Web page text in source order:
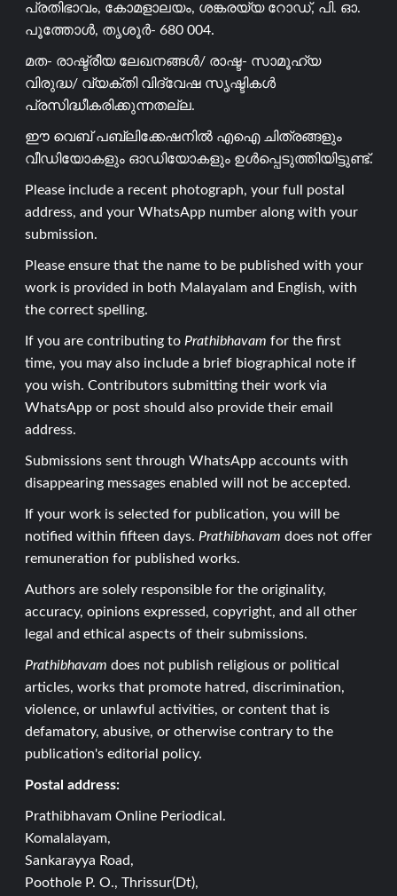
പ്രതിഭാവം, കോമളാലയം, ശങ്കരയ്യ റോഡ്, പി. ഓ.
പൂത്തോൾ, തൃശൂർ- 680 004.
മത- രാഷ്ട്രീയ ലേഖനങ്ങൾ/ രാഷ്ട- സാമൂഹ്യ
വിരുദ്ധ/ വ്യക്തി വിദ്വേഷ സൃഷ്ടികൾ
പ്രസിദ്ധീകരിക്കുന്നതല്ല.
ഈ വെബ് പബ്ലിക്കേഷനിൽ എഐ ചിത്രങ്ങളും
വീഡിയോകളും ഓഡിയോകളും ഉൾപ്പെടുത്തിയിട്ടുണ്ട്.
Please include a recent photograph, your full postal
address, and your WhatsApp number along with your
submission.
Please ensure that the name to be published with your
work is provided in both Malayalam and English, with
the correct spelling.
If you are contributing to Prathibhavam for the first
time, you may also include a brief biographical note if
you wish. Contributors submitting their work via
WhatsApp or post should also provide their email
address.
Submissions sent through WhatsApp accounts with
disappearing messages enabled will not be accepted.
If your work is selected for publication, you will be
notified within fifteen days. Prathibhavam does not offer
remuneration for published works.
Authors are solely responsible for the originality,
accuracy, opinions expressed, copyright, and all other
legal and ethical aspects of their submissions.
Prathibhavam does not publish religious or political
articles, works that promote hatred, discrimination,
violence, or unlawful activities, or content that is
defamatory, abusive, or otherwise contrary to the
publication's editorial policy.
Postal address:
Prathibhavam Online Periodical.
Komalalayam,
Sankarayya Road,
Poothole P. O., Thrissur(Dt),